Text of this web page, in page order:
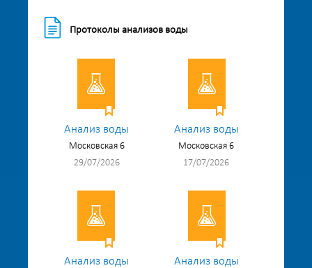
Протоколы анализов воды
Анализ воды
Московская 6
29/07/2026
Анализ воды
Московская 6
17/07/2026
Анализ воды Анализ воды